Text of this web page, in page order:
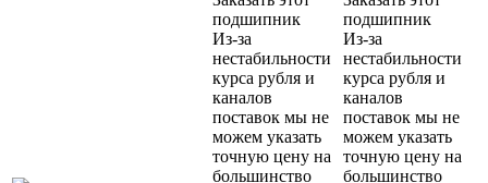
подшипник
Из-за
нестабильности
курса рубля и
каналов
поставок мы не
можем указать
точную цену на
большинство
подшипник
Из-за
нестабильности
курса рубля и
каналов
поставок мы не
можем указать
точную цену на
большинство